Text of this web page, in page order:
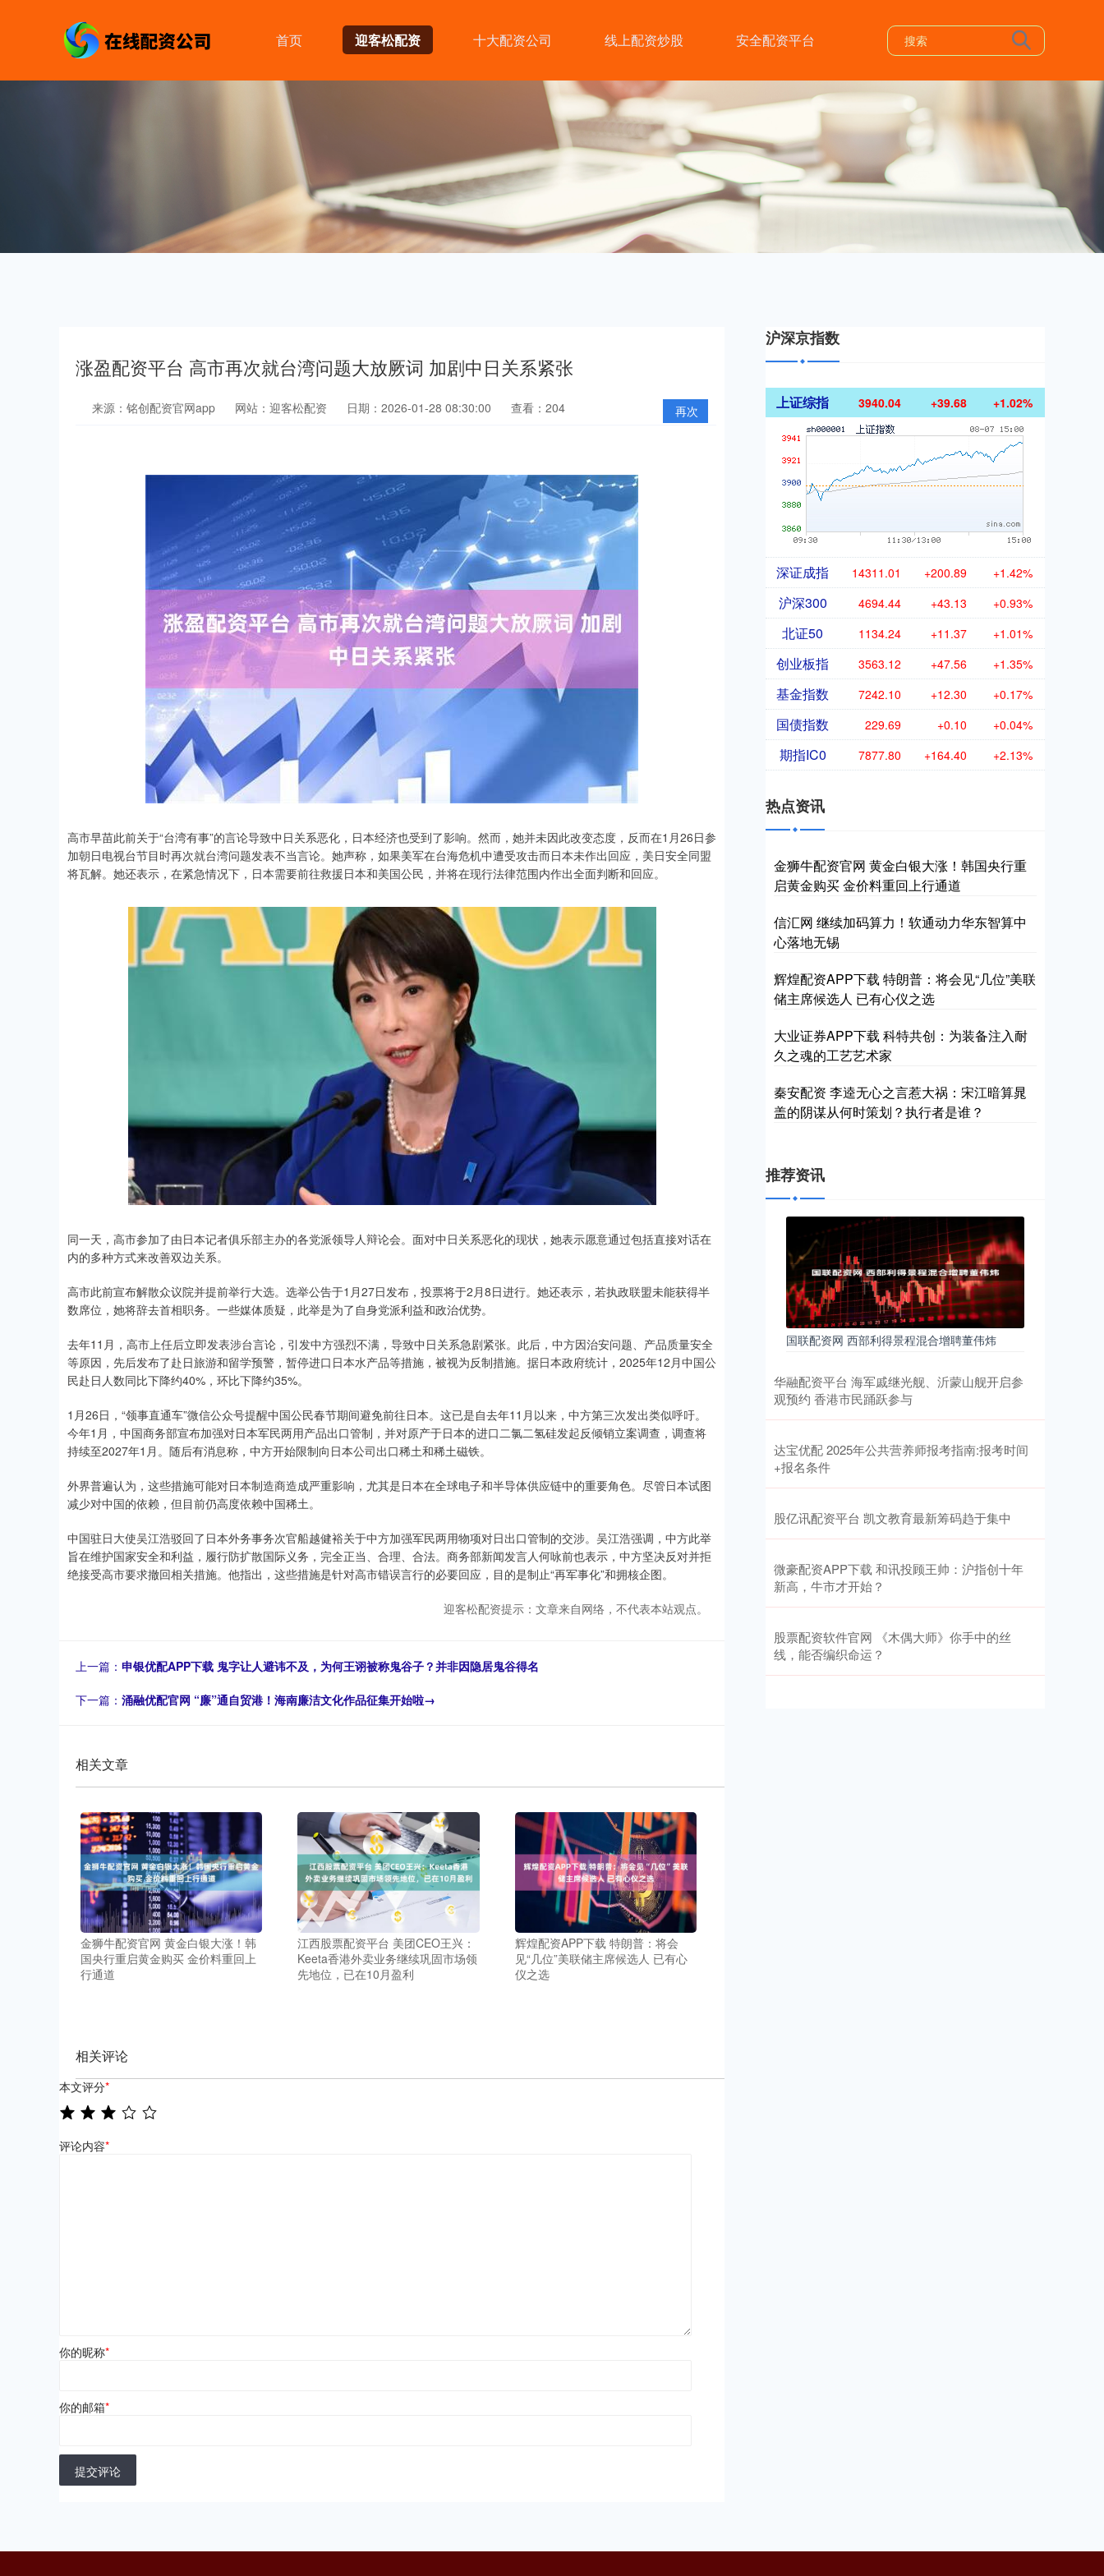
首页 迎客松配资 十大配资公司 线上配资炒股 安全配资平台
涨盈配资平台 高市再次就台湾问题大放厥词 加剧中日关系紧张
再次
来源：铭创配资官网app 网站：迎客松配资 日期：2026-01-28 08:30:00 查看：204
高市早苗此前关于“台湾有事”的言论导致中日关系恶化，日本经济也受到了影响。然而，她并未因此改变态度，反而在1月26日参
加朝日电视台节目时再次就台湾问题发表不当言论。她声称，如果美军在台海危机中遭受攻击而日本未作出回应，美日安全同盟
将瓦解。她还表示，在紧急情况下，日本需要前往救援日本和美国公民，并将在现行法律范围内作出全面判断和回应。
同一天，高市参加了由日本记者俱乐部主办的各党派领导人辩论会。面对中日关系恶化的现状，她表示愿意通过包括直接对话在
内的多种方式来改善双边关系。
高市此前宣布解散众议院并提前举行大选。选举公告于1月27日发布，投票将于2月8日进行。她还表示，若执政联盟未能获得半
数席位，她将辞去首相职务。一些媒体质疑，此举是为了自身党派利益和政治优势。
去年11月，高市上任后立即发表涉台言论，引发中方强烈不满，导致中日关系急剧紧张。此后，中方因治安问题、产品质量安全
等原因，先后发布了赴日旅游和留学预警，暂停进口日本水产品等措施，被视为反制措施。据日本政府统计，2025年12月中国公
民赴日人数同比下降约40%，环比下降约35%。
1月26日，“领事直通车”微信公众号提醒中国公民春节期间避免前往日本。这已是自去年11月以来，中方第三次发出类似呼吁。
今年1月，中国商务部宣布加强对日本军民两用产品出口管制，并对原产于日本的进口二氯二氢硅发起反倾销立案调查，调查将
持续至2027年1月。随后有消息称，中方开始限制向日本公司出口稀土和稀土磁铁。
外界普遍认为，这些措施可能对日本制造商造成严重影响，尤其是日本在全球电子和半导体供应链中的重要角色。尽管日本试图
减少对中国的依赖，但目前仍高度依赖中国稀土。
中国驻日大使吴江浩驳回了日本外务事务次官船越健裕关于中方加强军民两用物项对日出口管制的交涉。吴江浩强调，中方此举
旨在维护国家安全和利益，履行防扩散国际义务，完全正当、合理、合法。商务部新闻发言人何咏前也表示，中方坚决反对并拒
绝接受高市要求撤回相关措施。他指出，这些措施是针对高市错误言行的必要回应，目的是制止“再军事化”和拥核企图。
迎客松配资提示：文章来自网络，不代表本站观点。
上一篇： 申银优配APP下载 鬼字让人避讳不及，为何王诩被称鬼谷子？并非因隐居鬼谷得名
下一篇： 涌融优配官网 “廉”通自贸港！海南廉洁文化作品征集开始啦→
相关文章
金狮牛配资官网 黄金白银大涨！韩
国央行重启黄金购买 金价料重回上
行通道
江西股票配资平台 美团CEO王兴：
Keeta香港外卖业务继续巩固市场领
先地位，已在10月盈利
辉煌配资APP下载 特朗普：将会
见“几位”美联储主席候选人 已有心
仪之选
相关评论
本文评分*
评论内容*
你的昵称*
你的邮箱*
提交评论
沪深京指数
上证综指 3940.04 +39.68 +1.02%
深证成指 14311.01 +200.89 +1.42%
沪深300 4694.44 +43.13 +0.93%
北证50 1134.24 +11.37 +1.01%
创业板指 3563.12 +47.56 +1.35%
基金指数 7242.10 +12.30 +0.17%
国债指数 229.69 +0.10 +0.04%
期指IC0 7877.80 +164.40 +2.13%
热点资讯
金狮牛配资官网 黄金白银大涨！韩国央行重
启黄金购买 金价料重回上行通道
信汇网 继续加码算力！软通动力华东智算中
心落地无锡
辉煌配资APP下载 特朗普：将会见“几位”美联
储主席候选人 已有心仪之选
大业证券APP下载 科特共创：为装备注入耐
久之魂的工艺艺术家
秦安配资 李逵无心之言惹大祸：宋江暗算晁
盖的阴谋从何时策划？执行者是谁？
推荐资讯
国联配资网 西部利得景程混合增聘董伟炜
华融配资平台 海军戚继光舰、沂蒙山舰开启参
观预约 香港市民踊跃参与
达宝优配 2025年公共营养师报考指南:报考时间
+报名条件
股亿讯配资平台 凯文教育最新筹码趋于集中
微豪配资APP下载 和讯投顾王帅：沪指创十年
新高，牛市才开始？
股票配资软件官网 《木偶大师》你手中的丝
线，能否编织命运？